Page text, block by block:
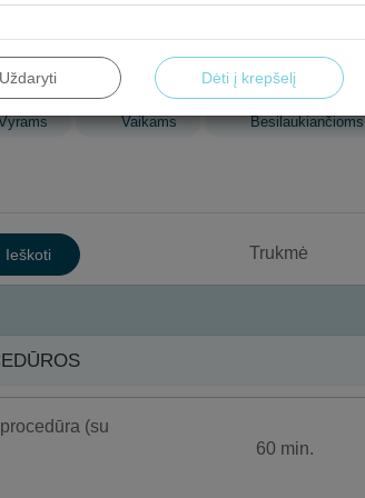
Vaikams Besilaukiančioms
TERAPIJOS
Ieškoti Trukmė
(su
60 min.
Uždaryti Dėti į krepšelį